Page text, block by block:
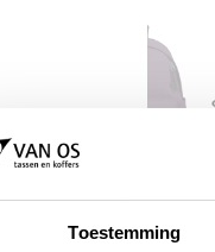
Toestemming
laptoprugzak /